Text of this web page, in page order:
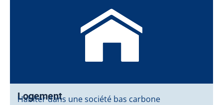
Logement
Habiter dans une société bas carbone